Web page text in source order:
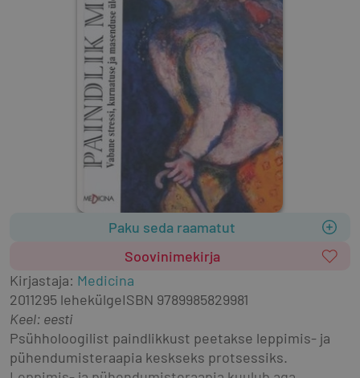
Paku seda raamatut
Soovinimekirja
Kirjastaja: Medicina
2011295 lehekülgeISBN 9789985829981
Keel: eesti
Psühholoogilist paindlikkust peetakse leppimis- ja
pühendumisteraapia keskseks protsessiks.